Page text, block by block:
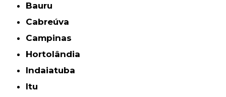
Bauru
Cabreúva
Campinas
Hortolândia
Indaiatuba
Itu